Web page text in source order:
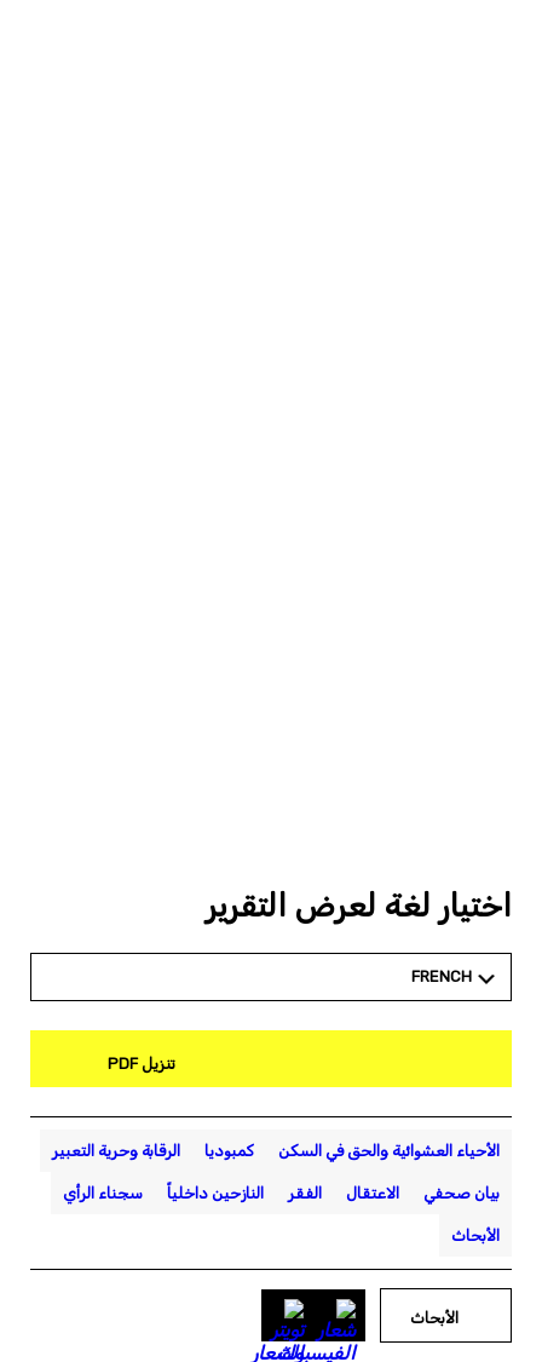
اختيار لغة لعرض التقرير
FRENCH
تنزيل PDF
الأحياء العشوائية والحق في السكن كمبوديا الرقابة وحرية التعبير
بيان صحفي الاعتقال الفقر النازحين داخلياً سجناء الرأي
الأبحاث
الأبحاث